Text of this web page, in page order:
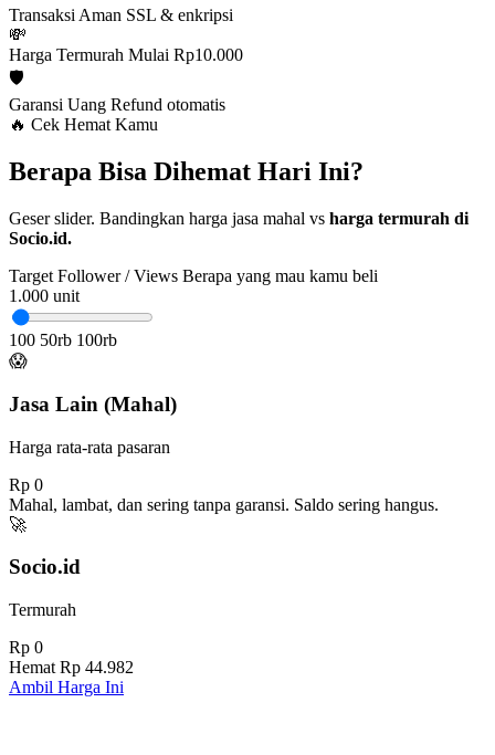
Transaksi Aman SSL & enkripsi
💸
Harga Termurah Mulai Rp10.000
🛡️
Garansi Uang Refund otomatis
🔥 Cek Hemat Kamu
Berapa Bisa Dihemat Hari Ini?
Geser slider. Bandingkan harga jasa mahal vs harga termurah di
Socio.id.
Target Follower / Views Berapa yang mau kamu beli
1.000 unit
100 50rb 100rb
😱
Jasa Lain (Mahal)
Harga rata-rata pasaran
Rp 0
Mahal, lambat, dan sering tanpa garansi. Saldo sering hangus.
🚀
Socio.id
Termurah
Rp 0
Hemat Rp 44.982
Ambil Harga Ini